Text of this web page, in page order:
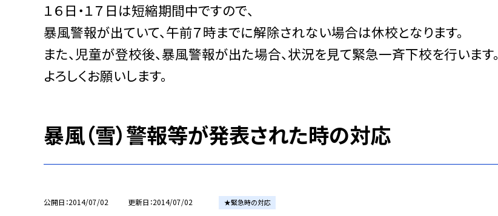
１６日・１７日は短縮期間中ですので、
暴風警報が出ていて、午前７時までに解除されない場合は休校となります。
また、児童が登校後、暴風警報が出た場合、状況を見て緊急一斉下校を行います。
よろしくお願いします。
暴風（雪）警報等が発表された時の対応
公開日 2014/07/02 更新日 2014/07/02 ★緊急時の対応